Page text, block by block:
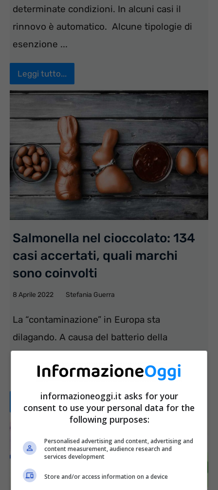
determinate condizioni. In alcuni casi il
rinnovo è automatico. Alcune tipologie di
esenzione ...
Leggi tutto...
Salmonella nel cioccolato: 134
casi accertati, quali marchi
sono coinvolti
8 Aprile 2022 Stefania Guerra
La “contaminazione” in Europa sta
dilagando. A causa del batterio della
Salmonella nel cioccolato già 134 bambini
piccoli sono stati ricoverati. ...
Leggi tutto...
informazioneoggi.it asks for your
consent to use your personal data for the
following purposes:
Personalised advertising and content, advertising and
content measurement, audience research and
services development
Store and/or access information on a device